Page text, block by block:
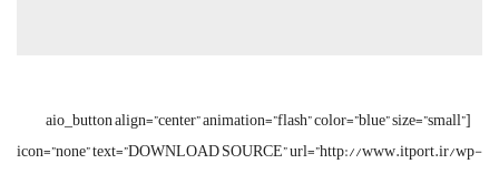
[aio_button align=”center” animation=”flash” color=”blue” size=”small”
icon=”none” text=”DOWNLOAD SOURCE” url=”http://www.itport.ir/wp-